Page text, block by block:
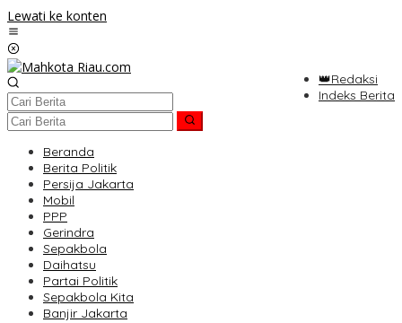
Lewati ke konten
👑Redaksi
Indeks Berita
Beranda
Berita Politik
Persija Jakarta
Mobil
PPP
Gerindra
Sepakbola
Daihatsu
Partai Politik
Sepakbola Kita
Banjir Jakarta